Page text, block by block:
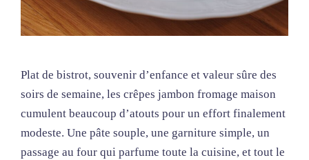
Plat de bistrot, souvenir d’enfance et valeur sûre des
soirs de semaine, les crêpes jambon fromage maison
cumulent beaucoup d’atouts pour un effort finalement
modeste. Une pâte souple, une garniture simple, un
passage au four qui parfume toute la cuisine, et tout le